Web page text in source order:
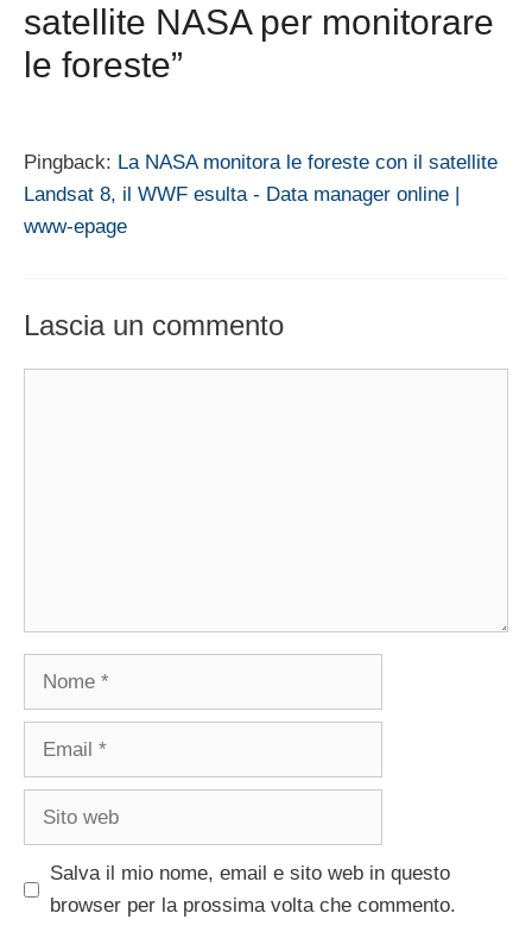
satellite NASA per monitorare
le foreste”
Pingback: La NASA monitora le foreste con il satellite
Landsat 8, il WWF esulta - Data manager online |
www-epage
Lascia un commento
Nome
Email
Sito
Salva il mio nome, email e sito web in questo
browser per la prossima volta che commento.